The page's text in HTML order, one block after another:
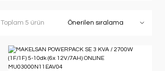
Toplam 5 ürün